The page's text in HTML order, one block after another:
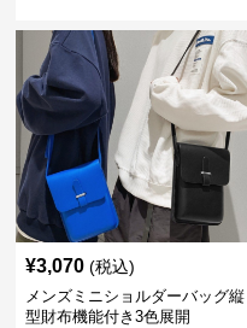
¥3,070 (税込)
メンズミニショルダーバッグ縦
型財布機能付き3色展開